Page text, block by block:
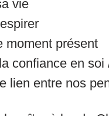
vie
moment présent
confiance en
lien entre nos